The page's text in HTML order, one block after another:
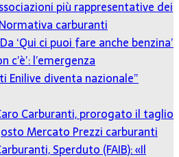
più rappresentative dei
carburanti
‘Qui ci puoi fare anche benzina’
c’è’: l’emergenza
Enilive diventa nazionale”
Carburanti, prorogato il taglio
Mercato Prezzi carburanti
Sperduto (FAIB): «Il